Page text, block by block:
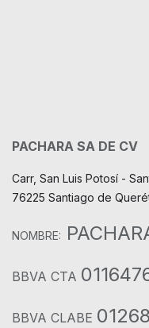
PACHARA SA DE CV
Carr, San Luis Potosí -
76225 Santiago de
NOMBRE:
BBVA CTA
BBVA CLABE